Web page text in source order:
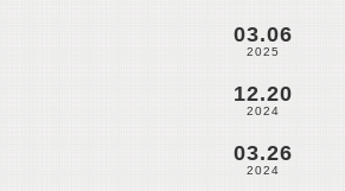
03.06
2025
12.20
2024
03.26
2024